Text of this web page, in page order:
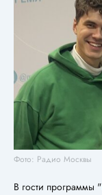
Фото: Радио Москвы
В гости программы "